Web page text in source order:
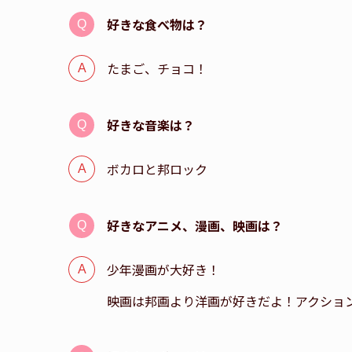
好きな食べ物は？
たまご、チョコ！
好きな音楽は？
ボカロと邦ロック
好きなアニメ、漫画、映画は？
少年漫画が大好き！
映画は邦画より洋画が好きだよ！アクショ